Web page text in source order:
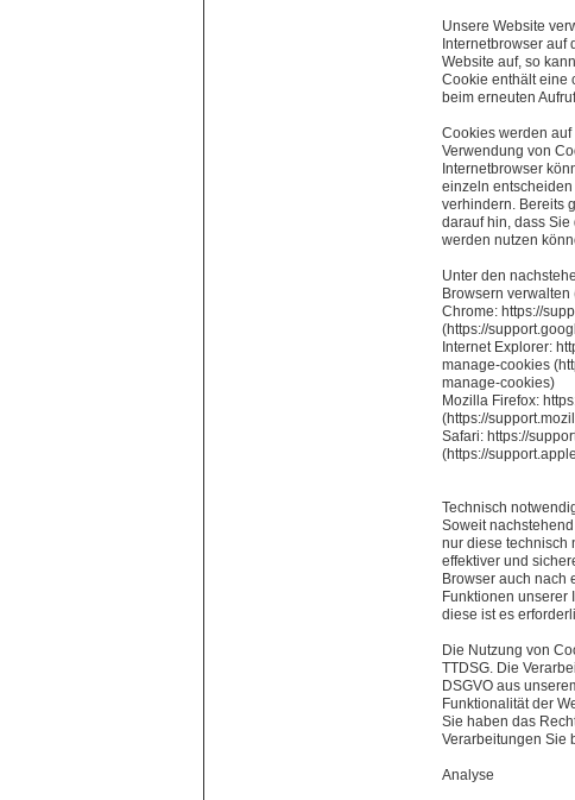
Unsere Website
Internetbrowser auf
Website auf, so
Cookie enthält eine
beim erneuten
Cookies werden
Verwendung von
Internetbrowser
einzeln
verhindern. Bereits
darauf hin, dass
werden nutzen
Unter den
Browsern
Chrome: https://
(https://
Internet Explorer:
manage-cookies
manage-cookies)
Mozilla Firefox:
(https://
Safari: https://
(https://
Technisch
Soweit
nur diese technisch
effektiver und
Browser auch nach
Funktionen unserer
diese ist es
Die Nutzung von
TTDSG. Die
DSGVO aus
Funktionalität der
Sie haben das
Verarbeitungen Sie
Analyse